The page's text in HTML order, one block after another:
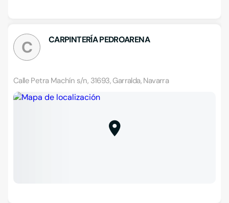
C CARPINTERÍA PEDROARENA
Calle Petra Machín s/n, 31693, Garralda, Navarra